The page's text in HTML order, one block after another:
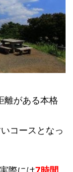
離がある本格
コースとなっ